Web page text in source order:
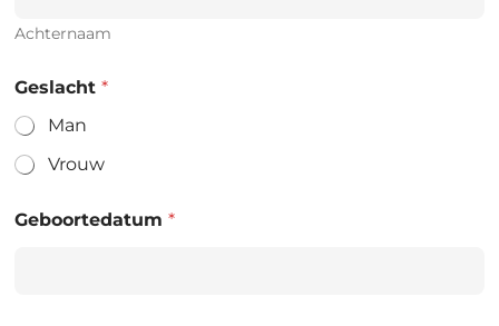
Achternaam
Geslacht *
Man
Vrouw
Geboortedatum *